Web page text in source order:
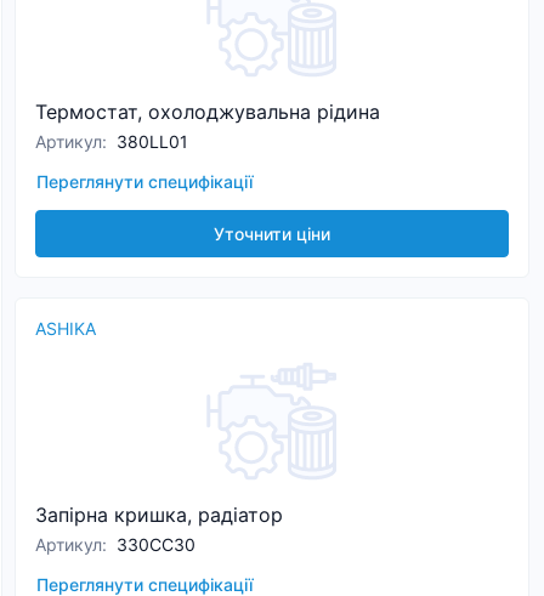
Термостат, охолоджувальна рідина
Артикул: 380LL01
Переглянути специфікації
Уточнити ціни
ASHIKA
Запірна кришка, радіатор
Артикул: 330CC30
Переглянути специфікації